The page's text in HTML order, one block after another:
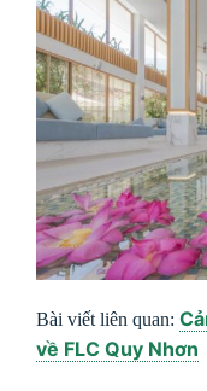
Bài viết liên quan:
về FLC Quy Nhơn